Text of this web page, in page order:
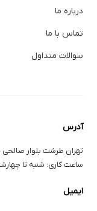
درباره ما
تماس با ما
سوالات متداول
آدرس
تهران طرشت بلوار صالحی
ساعت کاری: شنبه تا چهارشنبه ۹
ایمیل